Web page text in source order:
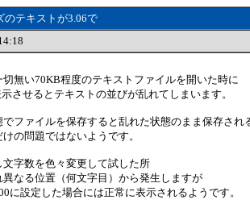
のテキストが3.06で
切無い70KB程度のテキストファイルを開いた時に
させるとテキストの並びが乱れてしまいます。
でファイルを保存すると乱れた状態のまま保存され
の問題ではないようです。
文字数を色々変更して試した所
異なる位置（何文字目）から発生しますが
に設定した場合には正常に表示されるようです。